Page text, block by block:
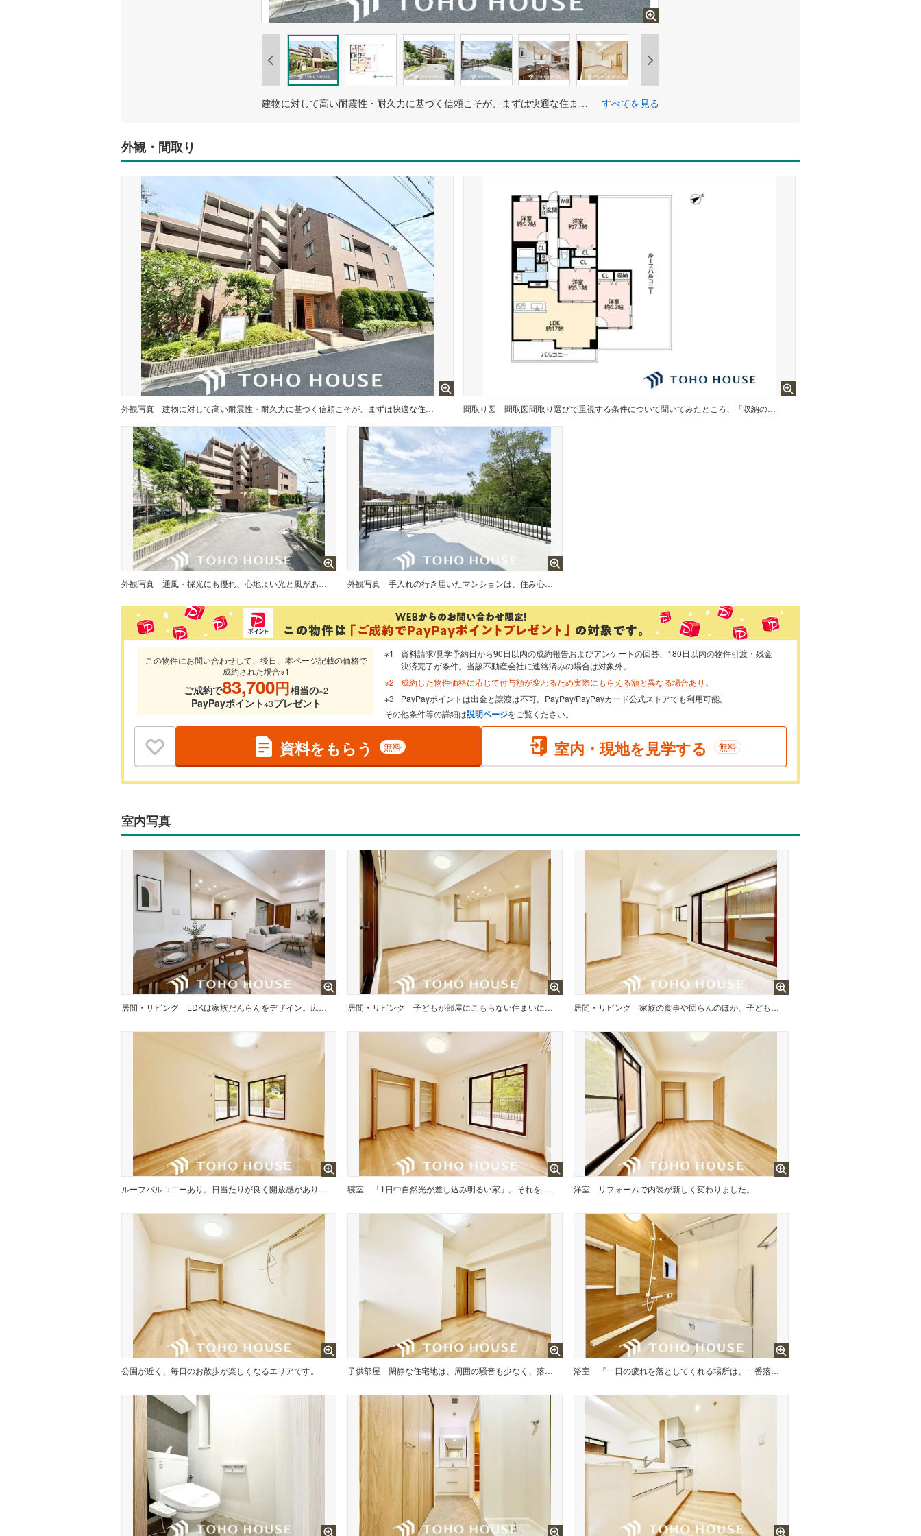
建物に対して高い耐震性・耐久力に基づく信頼こそが、まずは快適な住まいに欠かせない条件だと考えております。長年の経験と試行錯誤から生まれた様々な技術が、強固なすまいづくりを実現しております。 すべてを見る
外観・間取り
外観写真 建物に対して高い耐震性・耐久力に基づく信頼こそが、まずは快適な住まいに欠かせない条件だと考えております。長年の経験と試行錯誤から生まれた様々な技術が、強固なすまいづくりを実現しております。 間取り図 間取図間取り選びで重視する条件について聞いてみたところ、「収納の多さ」「室内の明るさ」「風通しの良さ」が上位に並んだ。特に明るさ、風通しは後から変えにくいポイント
外観写真 通風・採光にも優れ、心地よい光と風があふれています。 贅沢といえるほどの豊かな居住性と、プライドを満たすクオリティが見事に調和した住空間。新築戸建でなければ体感できないひとときをご体感頂ける筈です。 外観写真 手入れの行き届いたマンションは、住み心地も良く、資産価値も維持されます。マンションではまず、外壁やエントランスなどの共用部分の維持管理がポイント。
この物件にお問い合わせして、後日、本ページ記載の価格で
成約された場合※1
ご成約で83,700円相当の※2
PayPayポイント※3プレゼント
資料請求/見学予約日から90日以内の成約報告およびアンケートの回答、180日以内の物件引渡・残金
決済完了が条件。当該不動産会社に連絡済みの場合は対象外。
成約した物件価格に応じて付与額が変わるため実際にもらえる額と異なる場合あり。
PayPayポイントは出金と譲渡は不可。PayPay/PayPayカード公式ストアでも利用可能。
その他条件等の詳細は説明ページをご覧ください。
資料をもらう 無料 室内・現地を見学する 無料
室内写真
居間・リビング LDKは家族だんらんをデザイン。広いLDKでは家族が集まり一緒の時間を過ごせる工夫がされております。※家具・小物・植栽等は、バーチャルステージングを使用して配置しています。販売価格には含まれません。 居間・リビング 子どもが部屋にこもらない住まいにするには、居心地のいいリビングにすることが大前提。日当たりがよく、家族が行き来しやすい位置にあり、子どもが遊べる広さがあるかチェックしよう 居間・リビング 家族の食事や団らんのほか、子どもを遊ばせたり、友人を招いたりするLDKは住まいの中心。長時間過ごす場所だから、その空間は住まい全体の居心地を左右する。
ルーフバルコニーあり。日当たりが良く開放感があります。 寝室 「1日中自然光が差し込み明るい家」。それを実現するため、南面に最大限の開口をとり、太陽の位置に左右されることなく爽やかな明るさが実現されております。 洋室 リフォームで内装が新しく変わりました。
公園が近く、毎日のお散歩が楽しくなるエリアです。 子供部屋 閑静な住宅地は、周囲の騒音も少なく、落ち着いた雰囲気です。 浴室 『一日の疲れを落としてくれる場所は、一番落ち着く場所でなければならない』